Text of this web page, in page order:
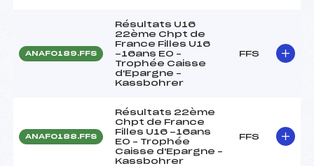
ANAF0189.FFS
Résultats U16
22ème Chpt de
France Filles U16
-16ans EO –
Trophée Caisse
d'Epargne –
Kassbohrer
FFS
ANAF0188.FFS
Résultats 22ème
Chpt de France
Filles U16 -16ans
EO – Trophée
Caisse d'Epargne –
Kassbohrer
FFS